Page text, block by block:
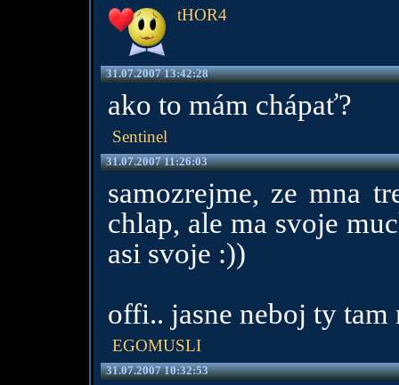
tHOR4
31.07.2007 13:42:28
ako to mám chápať?
Sentinel
31.07.2007 11:26:03
samozrejme, ze mna
chlap, ale ma svoje
asi svoje :))
offi.. jasne neboj ty tam
EGOMUSLI
31.07.2007 10:32:53